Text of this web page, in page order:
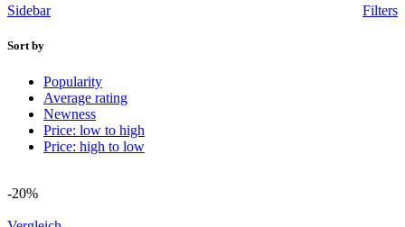
Sidebar
Filters
Sort by
Popularity
Average rating
Newness
Price: low to high
Price: high to low
-20%